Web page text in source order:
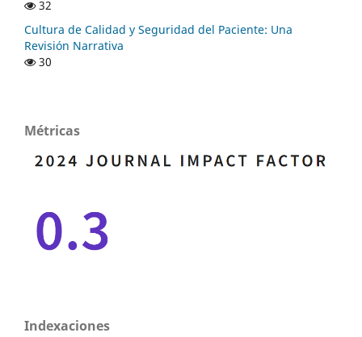
32
Cultura de Calidad y Seguridad del Paciente: Una
Revisión Narrativa
30
Métricas
Indexaciones